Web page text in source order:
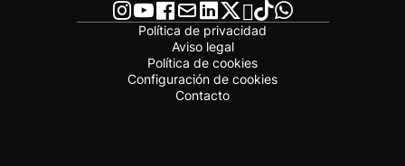
Política de privacidad
Aviso legal
Política de cookies
Configuración de cookies
Contacto